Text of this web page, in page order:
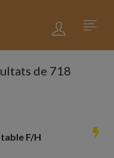
de 718
F/H